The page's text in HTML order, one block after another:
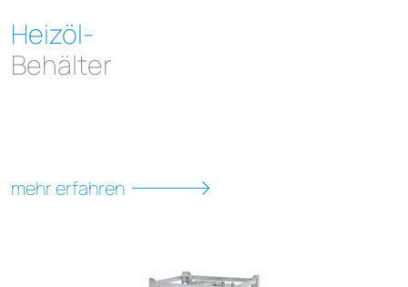
Heizöl-
Behälter
mehr erfahren